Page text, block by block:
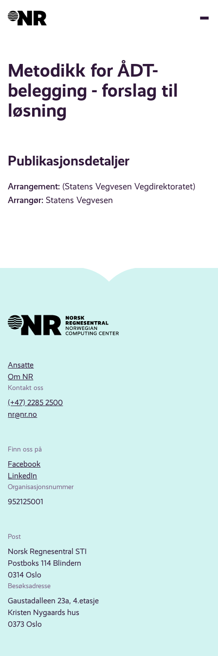
Metodikk for ÅDT-
belegging - forslag til
løsning
Publikasjonsdetaljer
Arrangement: (Statens Vegvesen Vegdirektoratet)
Arrangør: Statens Vegvesen
Ansatte
Om NR
Kontakt oss
(+47) 2285 2500
nr@nr.no
Finn oss på
Facebook
LinkedIn
Organisasjonsnummer
952125001
Post
Norsk Regnesentral STI
Postboks 114 Blindern
0314 Oslo
Besøksadresse
Gaustadalleen 23a, 4.etasje
Kristen Nygaards hus
0373 Oslo